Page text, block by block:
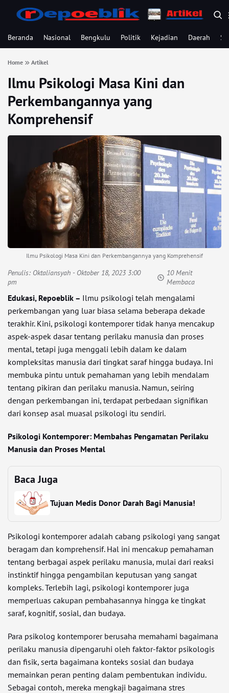
Beranda Nasional Bengkulu Politik Kejadian Daerah
Home Artikel
Ilmu Psikologi Masa Kini dan
Perkembangannya yang
Komprehensif
Ilmu Psikologi Masa Kini dan Perkembangannya yang Komprehensif
Penulis: Oktaliansyah - Oktober 18, 2023 3:00
pm
10 Menit
Membaca
Edukasi, Repoeblik – Ilmu psikologi telah mengalami
perkembangan yang luar biasa selama beberapa dekade
terakhir. Kini, psikologi kontemporer tidak hanya mencakup
aspek-aspek dasar tentang perilaku manusia dan proses
mental, tetapi juga menggali lebih dalam ke dalam
kompleksitas manusia dari tingkat saraf hingga budaya. Ini
membuka pintu untuk pemahaman yang lebih mendalam
tentang pikiran dan perilaku manusia. Namun, seiring
dengan perkembangan ini, terdapat perbedaan signifikan
dari konsep asal muasal psikologi itu sendiri.
Psikologi Kontemporer: Membahas Pengamatan Perilaku
Manusia dan Proses Mental
Baca Juga
Tujuan Medis Donor Darah Bagi Manusia!
Psikologi kontemporer adalah cabang psikologi yang sangat
beragam dan komprehensif. Hal ini mencakup pemahaman
tentang berbagai aspek perilaku manusia, mulai dari reaksi
instinktif hingga pengambilan keputusan yang sangat
kompleks. Terlebih lagi, psikologi kontemporer juga
memperluas cakupan pembahasannya hingga ke tingkat
saraf, kognitif, sosial, dan budaya.
Para psikolog kontemporer berusaha memahami bagaimana
perilaku manusia dipengaruhi oleh faktor-faktor psikologis
dan fisik, serta bagaimana konteks sosial dan budaya
memainkan peran penting dalam pembentukan individu.
Sebagai contoh, mereka mengkaji bagaimana stres